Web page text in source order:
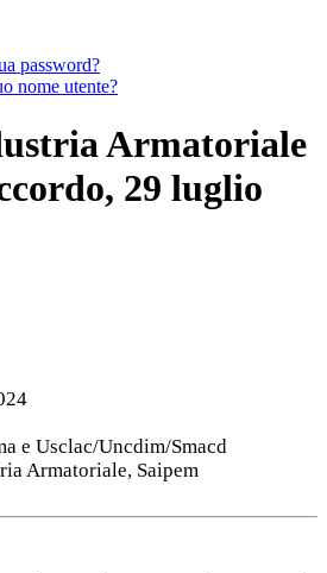
password?
nome utente?
Armatoriale
29 luglio
e Usclac/Uncdim/Smacd
Armatoriale, Saipem